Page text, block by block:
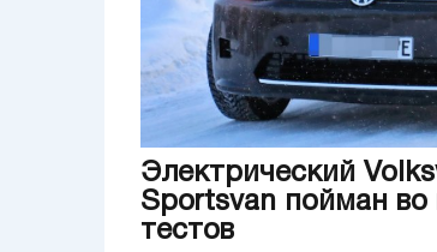
Электрический
Sportsvan пойман во
тестов